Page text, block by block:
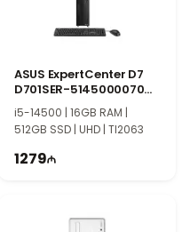
ASUS ExpertCenter D7
D701SER-5145000070
90PF05N1-M006F0
i5-14500 | 16GB RAM |
512GB SSD | UHD | TI2063
1279